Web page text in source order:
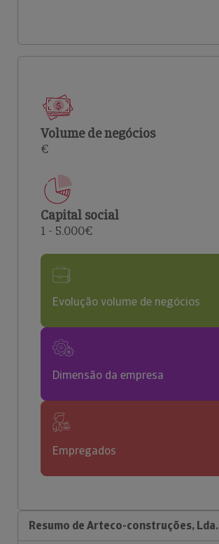
Volume de negócios
€
Capital social
1 - 5.000€
Evolução volume de negócios
Dimensão da empresa
Empregados
Resumo de Arteco-construções, Lda.